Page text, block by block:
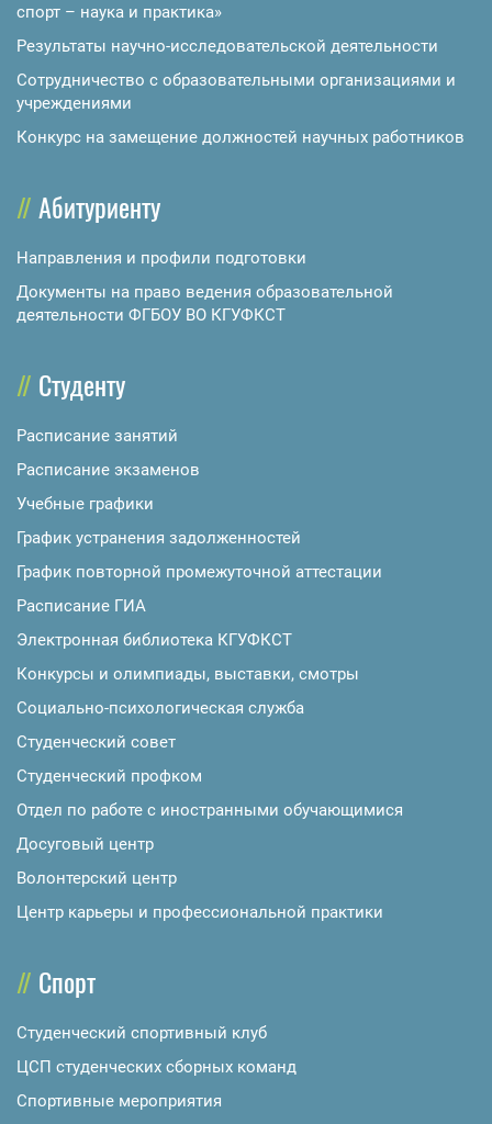
спорт – наука и практика»
Результаты научно-исследовательской деятельности
Сотрудничество с образовательными организациями и
учреждениями
Конкурс на замещение должностей научных работников
Абитуриенту
Направления и профили подготовки
Документы на право ведения образовательной
деятельности ФГБОУ ВО КГУФКСТ
Студенту
Расписание занятий
Расписание экзаменов
Учебные графики
График устранения задолженностей
График повторной промежуточной аттестации
Расписание ГИА
Электронная библиотека КГУФКСТ
Конкурсы и олимпиады, выставки, смотры
Социально-психологическая служба
Студенческий совет
Студенческий профком
Отдел по работе с иностранными обучающимися
Досуговый центр
Волонтерский центр
Центр карьеры и профессиональной практики
Спорт
Студенческий спортивный клуб
ЦСП студенческих сборных команд
Спортивные мероприятия